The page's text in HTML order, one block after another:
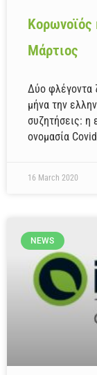
Κορωνοϊός
Μάρτιος
Δύο φλέγοντα
μήνα την
συζητήσεις: η
ονομασία
16 March 2020
NEWS